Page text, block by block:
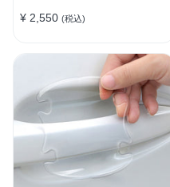
¥ 2,550 (税込)